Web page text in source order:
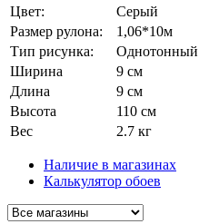
Цвет:
Серый
Размер рулона:
1,06*10м
Тип рисунка:
Однотонный
Ширина
9 см
Длина
9 см
Высота
110 см
Вес
2.7 кг
Наличие в магазинах
Калькулятор обоев